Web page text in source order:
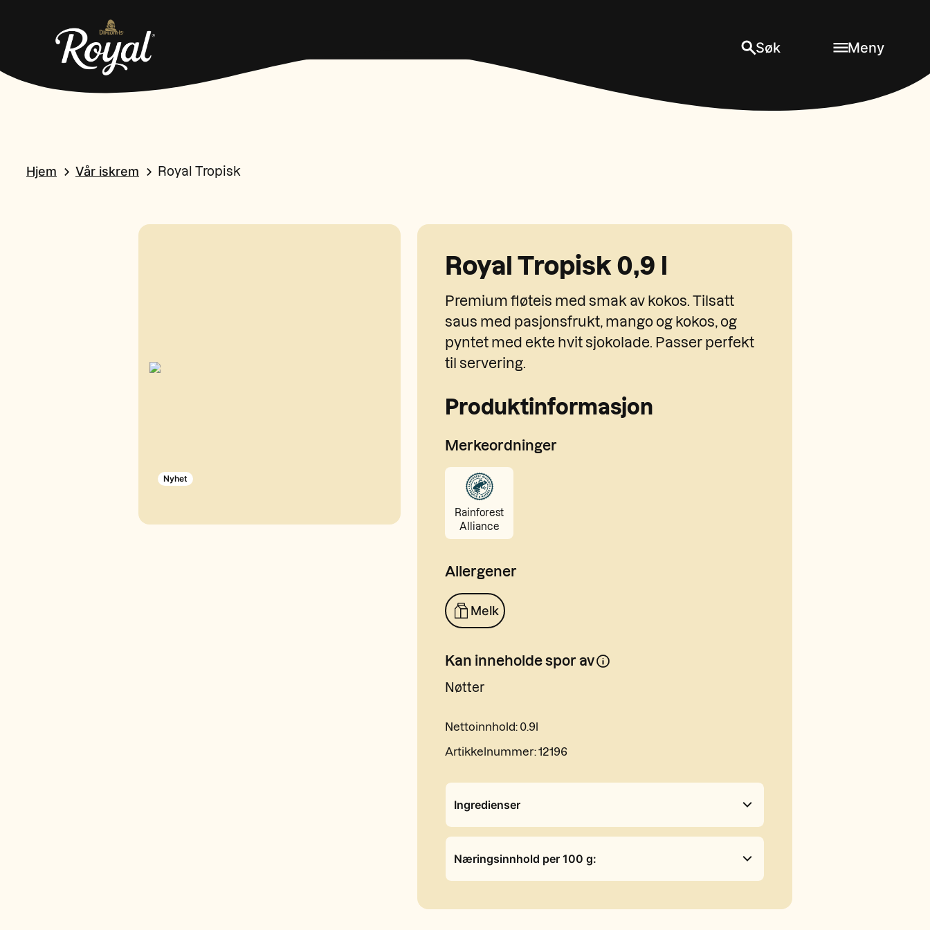
Søk Meny
Hjem Vår iskrem Royal Tropisk
Nyhet
Royal Tropisk 0,9 l
Premium fløteis med smak av kokos. Tilsatt
saus med pasjonsfrukt, mango og kokos, og
pyntet med ekte hvit sjokolade. Passer perfekt
til servering.
Produktinformasjon
Merkeordninger
Rainforest
Alliance
Allergener
Melk
Kan inneholde spor av
Nøtter
Nettoinnhold: 0.9l
Artikkelnummer:12196
Ingredienser
Næringsinnhold per 100 g: